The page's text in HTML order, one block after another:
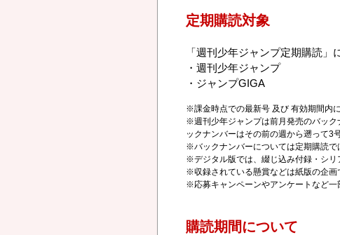
定期購読対象
「週刊少年ジャンプ定期購読
・週刊少年ジャンプ
・ジャンプGIGA
※課金時点での最新号 及び 有効期間内
※週刊少年ジャンプは前月発売のバッ
ックナンバーはその前の週から遡って3
※バックナンバーについては定期購読で
※デジタル版では、綴じ込み付録・シリ
※収録されている懸賞などは紙版の企画
※応募キャンペーンやアンケートなど
購読期間について